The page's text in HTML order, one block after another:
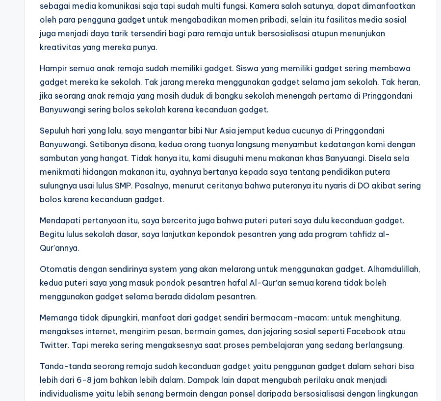
sebagai media komunikasi saja tapi sudah multi fungsi. Kamera salah satunya, dapat dimanfaatkan
oleh para pengguna gadget untuk mengabadikan momen pribadi, selain itu fasilitas media sosial
juga menjadi daya tarik tersendiri bagi para remaja untuk bersosialisasi atupun menunjukan
kreativitas yang mereka punya.
Hampir semua anak remaja sudah memiliki gadget. Siswa yang memiliki gadget sering membawa
gadget mereka ke sekolah. Tak jarang mereka menggunakan gadget selama jam sekolah. Tak heran,
jika seorang anak remaja yang masih duduk di bangku sekolah menengah pertama di Pringgondani
Banyuwangi sering bolos sekolah karena kecanduan gadget.
Sepuluh hari yang lalu, saya mengantar bibi Nur Asia jemput kedua cucunya di Pringgondani
Banyuwangi. Setibanya disana, kedua orang tuanya langsung menyambut kedatangan kami dengan
sambutan yang hangat. Tidak hanya itu, kami disuguhi menu makanan khas Banyuangi. Disela sela
menikmati hidangan makanan itu, ayahnya bertanya kepada saya tentang pendidikan putera
sulungnya usai lulus SMP. Pasalnya, menurut ceritanya bahwa puteranya itu nyaris di DO akibat sering
bolos karena kecanduan gadget.
Mendapati pertanyaan itu, saya bercerita juga bahwa puteri puteri saya dulu kecanduan gadget.
Begitu lulus sekolah dasar, saya lanjutkan kepondok pesantren yang ada program tahfidz al-
Qur’annya.
Otomatis dengan sendirinya system yang akan melarang untuk menggunakan gadget. Alhamdulillah,
kedua puteri saya yang masuk pondok pesantren hafal Al-Qur’an semua karena tidak boleh
menggunakan gadget selama berada didalam pesantren.
Memanga tidak dipungkiri, manfaat dari gadget sendiri bermacam-macam: untuk menghitung,
mengakses internet, mengirim pesan, bermain games, dan jejaring sosial seperti Facebook atau
Twitter. Tapi mereka sering mengaksesnya saat proses pembelajaran yang sedang berlangsung.
Tanda-tanda seorang remaja sudah kecanduan gadget yaitu penggunan gadget dalam sehari bisa
lebih dari 6-8 jam bahkan lebih dalam. Dampak lain dapat mengubah perilaku anak menjadi
individualisme yaitu lebih senang bermain dengan ponsel daripada bersosialisasi dengan lingkungan